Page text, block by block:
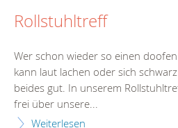
Rollstuhltreff
Wer schon wieder so einen
kann laut lachen oder sich
beides gut. In unserem
frei über unsere...
Weiterlesen